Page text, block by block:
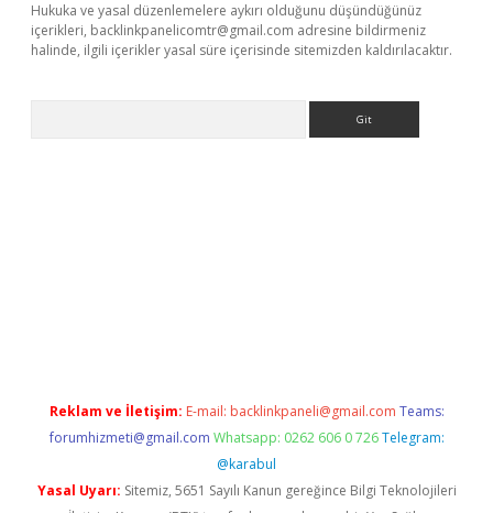
Hukuka ve yasal düzenlemelere aykırı olduğunu düşündüğünüz
içerikleri, backlinkpanelicomtr@gmail.com adresine bildirmeniz
halinde, ilgili içerikler yasal süre içerisinde sitemizden kaldırılacaktır.
Reklam ve İletişim: E-mail: backlinkpaneli@gmail.com Teams:
forumhizmeti@gmail.com Whatsapp: 0262 606 0 726 Telegram:
@karabul
Yasal Uyarı: Sitemiz, 5651 Sayılı Kanun gereğince Bilgi Teknolojileri